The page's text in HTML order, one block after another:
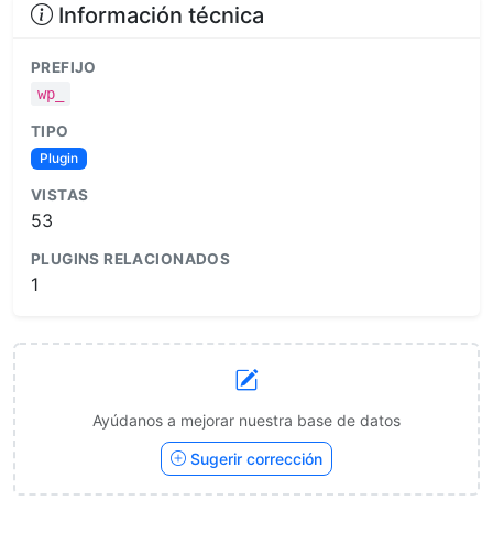
Información técnica
PREFIJO
wp_
TIPO
Plugin
VISTAS
53
PLUGINS RELACIONADOS
1
Ayúdanos a mejorar nuestra base de datos
Sugerir corrección